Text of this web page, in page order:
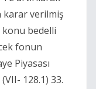
karar verilmiş
bedelli
fonun
Piyasası
128.1) 33.